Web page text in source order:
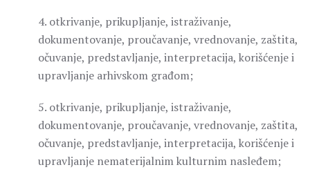
4. otkrivanje, prikupljanje, istraživanje,
dokumentovanje, proučavanje, vrednovanje, zaštita,
očuvanje, predstavljanje, interpretacija, korišćenje i
upravljanje arhivskom građom;
5. otkrivanje, prikupljanje, istraživanje,
dokumentovanje, proučavanje, vrednovanje, zaštita,
očuvanje, predstavljanje, interpretacija, korišćenje i
upravljanje nematerijalnim kulturnim nasleđem;